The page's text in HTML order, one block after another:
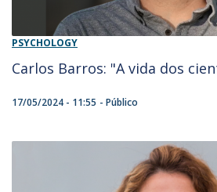
PSYCHOLOGY
Carlos Barros: "A vida dos
17/05/2024 - 11:55 Público